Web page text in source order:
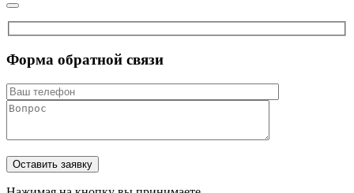
Форма обратной связи